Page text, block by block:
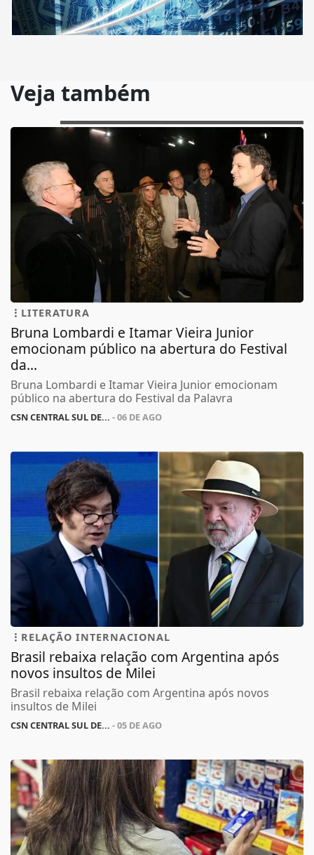
Veja também
LITERATURA
Bruna Lombardi e Itamar Vieira Junior
emocionam público na abertura do Festival
da...
Bruna Lombardi e Itamar Vieira Junior emocionam
público na abertura do Festival da Palavra
CSN CENTRAL SUL DE... - 06 DE AGO
RELAÇÃO INTERNACIONAL
Brasil rebaixa relação com Argentina após
novos insultos de Milei
Brasil rebaixa relação com Argentina após novos
insultos de Milei
CSN CENTRAL SUL DE... - 05 DE AGO